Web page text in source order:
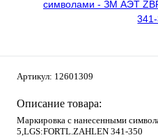
Артикул: 12601309
Описание товара:
Маркировка с нанесенными
5,LGS:FORTL.ZAHLEN 341-350